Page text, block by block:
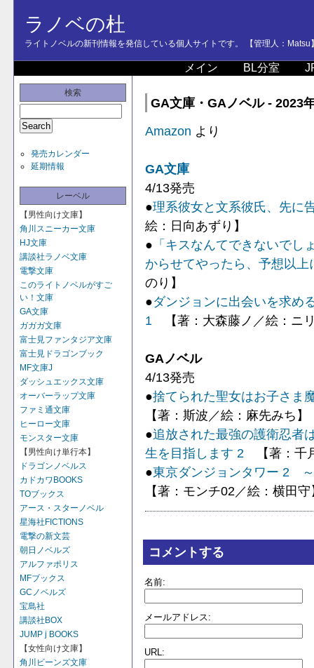
ラノベの杜
ライトノベルの新刊情報を発信している個人サイトです。 【管理人：Matsu
メイン BL分室
検索
発売カレンダー
延期情報
レーベル
【男性向け文庫】
角川スニーカー文庫
HJ文庫
講談社ラノベ文庫
電撃文庫
このライトノベルがすご
い！文庫
GA文庫
ガガガ文庫
富士見ファンタジア文庫
富士見ドラゴンブック
MF文庫J
ダッシュエックス文庫
オーバーラップ文庫
ファミ通文庫
ヒーロー文庫
モンスター文庫
【男性向け単行本】
ドラゴンノベルス
カドカワBOOKS
TOブックス
アース・スターノベル
星海社FICTIONS
電撃の新文芸
朝日ノベルズ
アルファポリス
MFブックス
GCノベルズ
宝島社
講談社BOX
JUMP j BOOKS
【女性向け文庫】
角川ビーンズ文庫
GA文庫・GAノベル - 2023
Amazon より
GA文庫
4/13発売
●理系彼女と文系彼氏、先に
絵：日向あずり】
● 「キスなんてできないで
からせてやったら、予想以上
のり】
●ダンジョンに出会いを求
1 【著：大森藤ノ／絵：ニ
GAノベル
4/13発売
●捨てられた聖女はお子さま
【著：斯波／絵：麻先みち】
●追放された最強の護衛忍者
生を目指します 2 【著：千
●東京ダンジョンタワー 2
【著：モンチ02／絵：横田守
コメントする
名前:
メールアドレス:
URL: